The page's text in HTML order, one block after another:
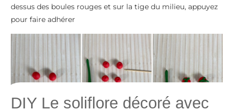
dessus des boules rouges et sur la tige du milieu, appuyez
pour faire adhérer
DIY Le soliflore décoré avec